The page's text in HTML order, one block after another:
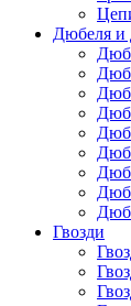
Дюбеля и
Гвозди